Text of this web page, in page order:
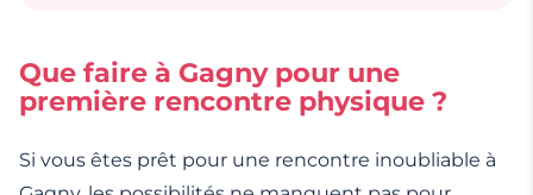
Que faire à Gagny pour une
première rencontre physique ?
Si vous êtes prêt pour une rencontre inoubliable à